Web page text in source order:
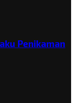
Penikaman